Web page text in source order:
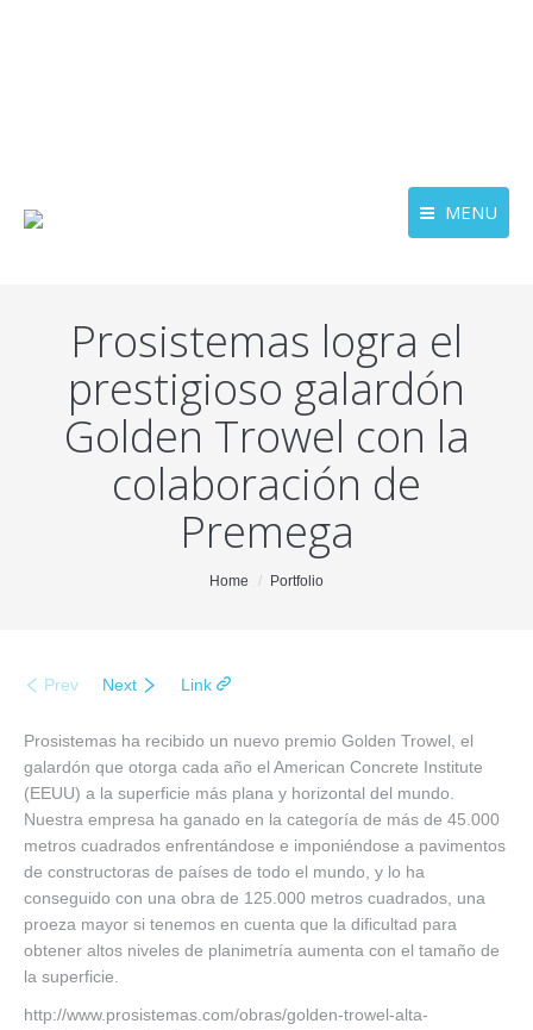
MENU
Prosistemas logra el
prestigioso galardón
Golden Trowel con la
colaboración de
Premega
Home Portfolio
Prev Next Link
Prosistemas ha recibido un nuevo premio Golden Trowel, el
galardón que otorga cada año el American Concrete Institute
(EEUU) a la superficie más plana y horizontal del mundo.
Nuestra empresa ha ganado en la categoría de más de 45.000
metros cuadrados enfrentándose e imponiéndose a pavimentos
de constructoras de países de todo el mundo, y lo ha
conseguido con una obra de 125.000 metros cuadrados, una
proeza mayor si tenemos en cuenta que la dificultad para
obtener altos niveles de planimetría aumenta con el tamaño de
la superficie.
http://www.prosistemas.com/obras/golden-trowel-alta-